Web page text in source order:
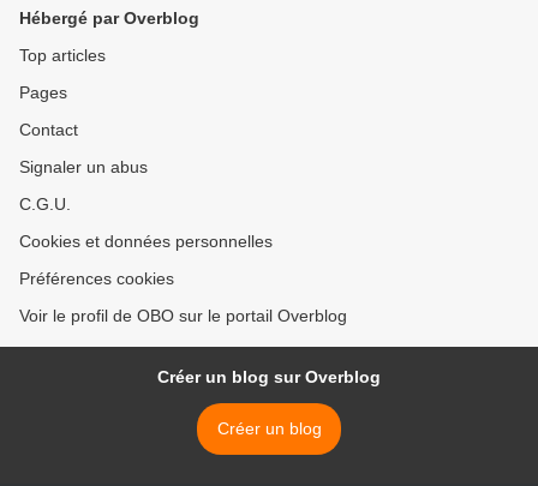
Hébergé par Overblog
Top articles
Pages
Contact
Signaler un abus
C.G.U.
Cookies et données personnelles
Préférences cookies
Voir le profil de OBO sur le portail Overblog
Créer un blog sur Overblog
Créer un blog